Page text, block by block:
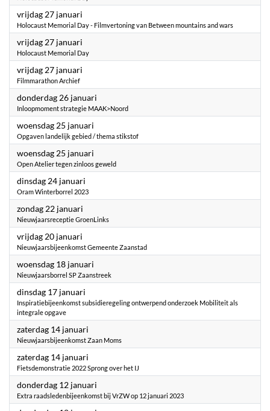
vrijdag 27 januari
Holocaust Memorial Day - Filmvertoning van Between mountains and wars
vrijdag 27 januari
Holocaust Memorial Day
vrijdag 27 januari
Filmmarathon Archief
donderdag 26 januari
Inloopmoment strategie MAAK>Noord
woensdag 25 januari
Opgaven landelijk gebied / thema stikstof
woensdag 25 januari
Open Atelier tegen zinloos geweld
dinsdag 24 januari
Oram Winterborrel 2023
zondag 22 januari
Nieuwjaarsreceptie GroenLinks
vrijdag 20 januari
Nieuwjaarsbijeenkomst Gemeente Zaanstad
woensdag 18 januari
Nieuwjaarsborrel SP Zaanstreek
dinsdag 17 januari
Inspiratiebijeenkomst subsidieregeling ontwerpend onderzoek Mobiliteit als
integrale opgave
zaterdag 14 januari
Nieuwjaarsbijeenkomst Zaan Moms
zaterdag 14 januari
Fietsdemonstratie 2022 Sprong over het IJ
donderdag 12 januari
Extra raadsledenbijeenkomst bij VrZW op 12 januari 2023